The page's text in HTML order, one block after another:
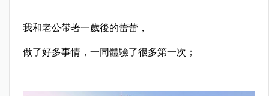
我和老公帶著一歲後的蕾蕾，
做了好多事情，一同體驗了很多第一次；